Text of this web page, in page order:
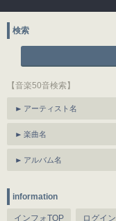
検索
【音楽50音検索】
アーティスト名
楽曲名
アルバム名
information
インフォTOP ログイン